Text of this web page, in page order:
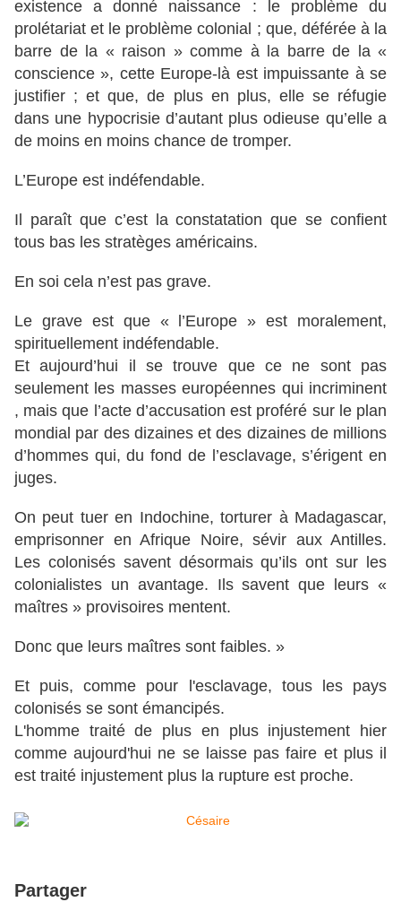
existence a donné naissance : le problème du
prolétariat et le problème colonial ; que, déférée à la
barre de la « raison » comme à la barre de la «
conscience », cette Europe-là est impuissante à se
justifier ; et que, de plus en plus, elle se réfugie
dans une hypocrisie d’autant plus odieuse qu’elle a
de moins en moins chance de tromper.
L’Europe est indéfendable.
Il paraît que c’est la constatation que se confient
tous bas les stratèges américains.
En soi cela n’est pas grave.
Le grave est que « l’Europe » est moralement,
spirituellement indéfendable.
Et aujourd’hui il se trouve que ce ne sont pas
seulement les masses européennes qui incriminent
, mais que l’acte d’accusation est proféré sur le plan
mondial par des dizaines et des dizaines de millions
d’hommes qui, du fond de l’esclavage, s’érigent en
juges.
On peut tuer en Indochine, torturer à Madagascar,
emprisonner en Afrique Noire, sévir aux Antilles.
Les colonisés savent désormais qu’ils ont sur les
colonialistes un avantage. Ils savent que leurs «
maîtres » provisoires mentent.
Donc que leurs maîtres sont faibles. »
Et puis, comme pour l'esclavage, tous les pays
colonisés se sont émancipés.
L'homme traité de plus en plus injustement hier
comme aujourd'hui ne se laisse pas faire et plus il
est traité injustement plus la rupture est proche.
Partager